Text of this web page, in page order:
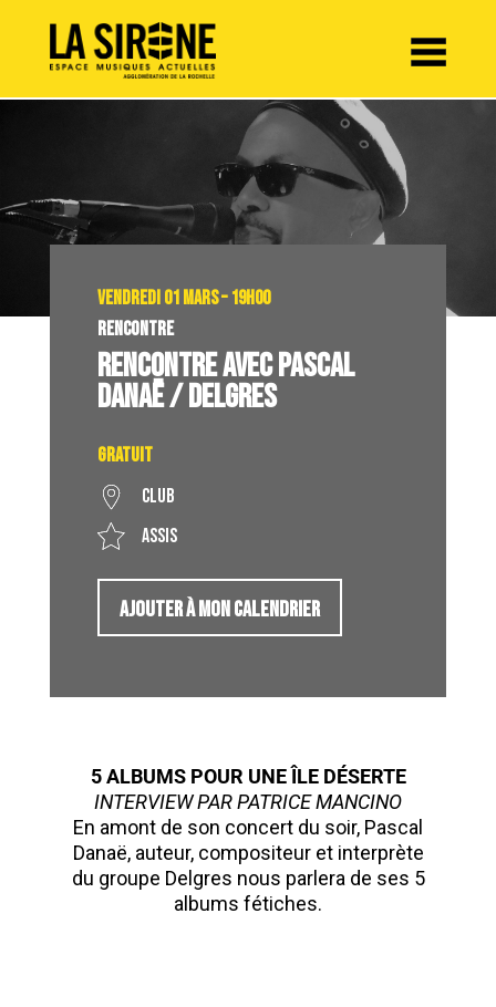
VENDREDI 01 MARS – 19H00
RENCONTRE
RENCONTRE AVEC PASCAL
DANAË / DELGRES
Gratuit
Club
Assis
AJOUTER À MON CALENDRIER
5 ALBUMS POUR UNE ÎLE DÉSERTE
INTERVIEW PAR PATRICE MANCINO
En amont de son concert du soir, Pascal
Danaë, auteur, compositeur et interprète
du groupe Delgres nous parlera de ses 5
albums fétiches.